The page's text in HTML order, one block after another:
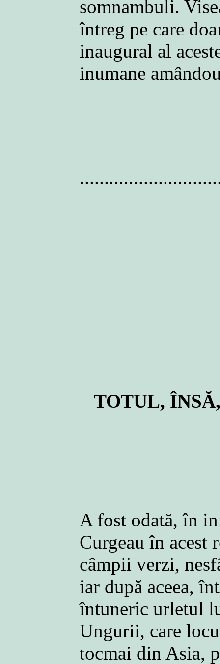
somnambuli.
întreg pe care
inaugural al
inumane
TOTUL,
A fost odată, în
Curgeau în acest
câmpii verzi,
iar după aceea,
întuneric urletul
Ungurii, care
tocmai din Asia,